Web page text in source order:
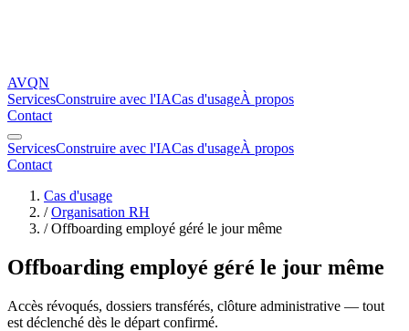
AVQN
ServicesConstruire avec l'IACas d'usageÀ propos
Contact
ServicesConstruire avec l'IACas d'usageÀ propos
Contact
Cas d'usage
/Organisation RH
/Offboarding employé géré le jour même
Offboarding employé géré le jour même
Accès révoqués, dossiers transférés, clôture administrative — tout
est déclenché dès le départ confirmé.